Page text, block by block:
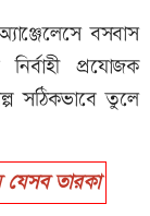
বসবাস
প্রযোজক
সঠিকভাবে তুলে
তারকা